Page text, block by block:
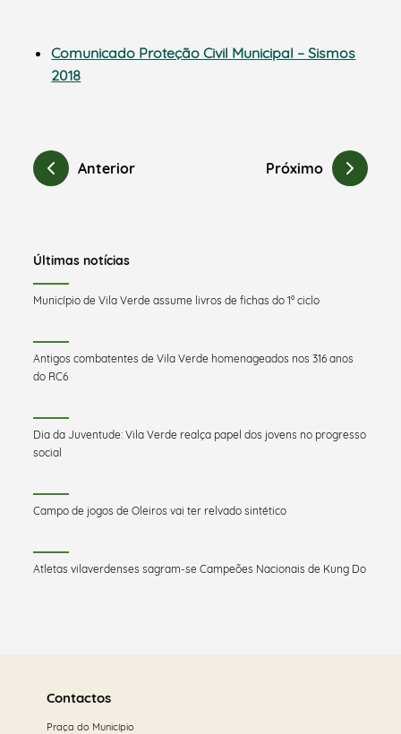
Comunicado Proteção Civil Municipal – Sismos
2018
Anterior Próximo
Últimas notícias
Município de Vila Verde assume livros de fichas do 1º ciclo
Antigos combatentes de Vila Verde homenageados nos 316 anos
do RC6
Dia da Juventude: Vila Verde realça papel dos jovens no progresso
social
Campo de jogos de Oleiros vai ter relvado sintético
Atletas vilaverdenses sagram-se Campeões Nacionais de Kung Do
maisContactos
Praça do Município